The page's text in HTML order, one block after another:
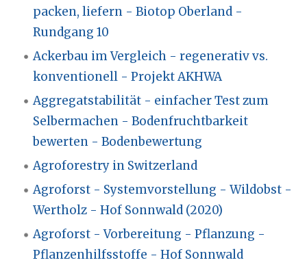
packen, liefern - Biotop Oberland -
Rundgang 10
Ackerbau im Vergleich - regenerativ vs.
konventionell - Projekt AKHWA
Aggregatstabilität - einfacher Test zum
Selbermachen - Bodenfruchtbarkeit
bewerten - Bodenbewertung
Agroforestry in Switzerland
Agroforst - Systemvorstellung - Wildobst -
Wertholz - Hof Sonnwald (2020)
Agroforst - Vorbereitung - Pflanzung -
Pflanzenhilfsstoffe - Hof Sonnwald